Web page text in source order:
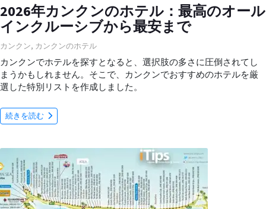
2026年カンクンのホテル：最高のオール
インクルーシブから最安まで
カンクン, カンクンのホテル
カンクンでホテルを探すとなると、選択肢の多さに圧倒されてし
まうかもしれません。そこで、カンクンでおすすめのホテルを厳
選した特別リストを作成しました。
続きを読む